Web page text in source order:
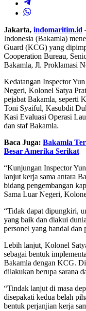
Jakarta, indomaritim.id
Indonesia (Bakamla)
Guard (KCG) yang
Cooperation Bureau,
Bakamla, Jl. Proklamasi
Kedatangan Inspector
Negeri, Kolonel Satya
pejabat Bakamla, seperti
Toni Syaiful, Kasubdit
Kasi Evaluasi Operasi
dan staf Bakamla.
Baca Juga: Bakamla
Besar Amerika Serikat
“Kunjungan Inspector
lanjut kerja sama antara
bidang pengembangan
Sama Luar Negeri,
“Tidak dapat dipungkiri,
yang baik dan diakui
personel yang handal dan
Lebih lanjut, Kolonel
sebagai bentuk
Bakamla dengan KCG.
dilakukan berupa sarana
“Tindak lanjut di masa
disepakati kedua belah
bentuk perjanjian kerja